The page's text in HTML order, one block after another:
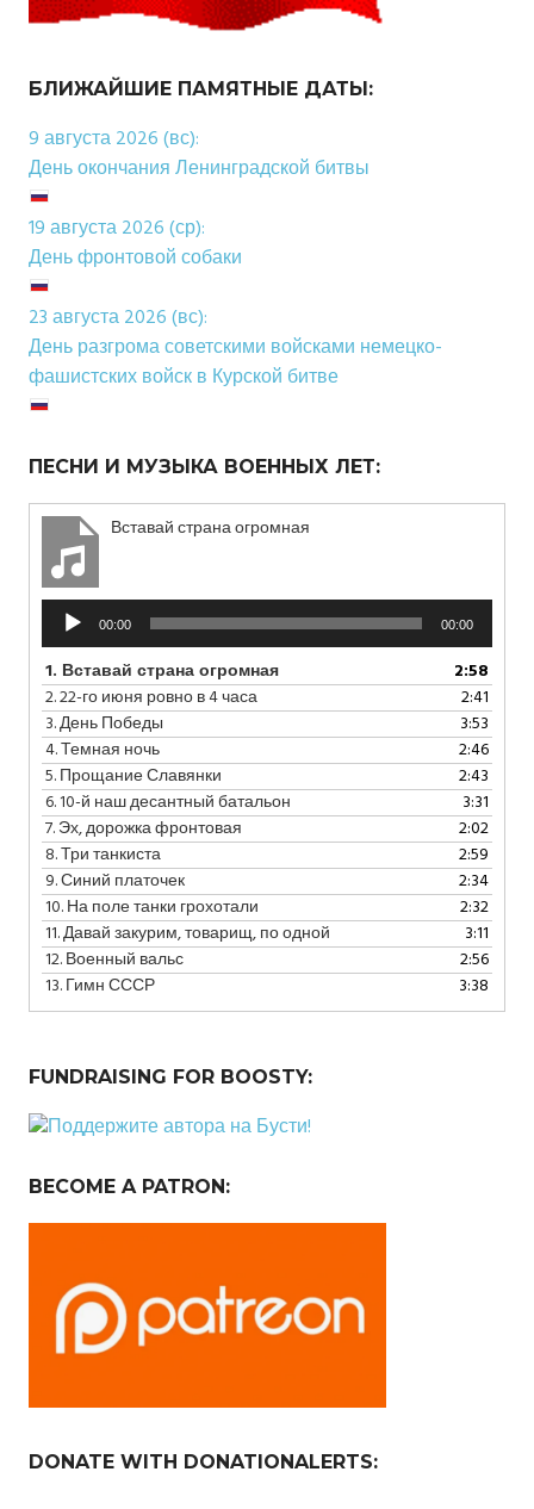
БЛИЖАЙШИЕ ПАМЯТНЫЕ ДАТЫ:
9 августа 2026 (вс):
День окончания Ленинградской битвы
19 августа 2026 (ср):
День фронтовой собаки
23 августа 2026 (вс):
День разгрома советскими войсками немецко-
фашистских войск в Курской битве
ПЕСНИ И МУЗЫКА ВОЕННЫХ ЛЕТ:
Вставай страна огромная
Аудиоплеер
00:00 00:00
1. Вставай страна огромная
2:58
2.22-го июня ровно в 4 часа
2:41
3.День Победы
3:53
4.Темная ночь
2:46
5.Прощание Славянки
2:43
6.10-й наш десантный батальон
3:31
7.Эх, дорожка фронтовая
2:02
8.Три танкиста
2:59
9.Синий платочек
2:34
10.На поле танки грохотали
2:32
11.Давай закурим, товарищ, по одной
3:11
12.Военный вальс
2:56
13.Гимн СССР 3:38
FUNDRAISING FOR BOOSTY:
BECOME A PATRON:
DONATE WITH DONATIONALERTS: